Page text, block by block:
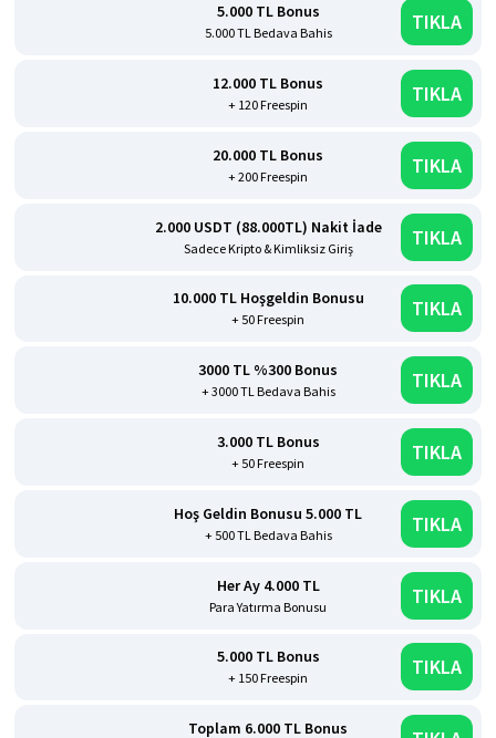
5.000 TL Bonus
5.000 TL Bedava Bahis TIKLA
12.000 TL Bonus
+ 120 Freespin TIKLA
20.000 TL Bonus
+ 200 Freespin TIKLA
2.000 USDT (88.000TL) Nakit İade
Sadece Kripto & Kimliksiz Giriş TIKLA
10.000 TL Hoşgeldin Bonusu
+ 50 Freespin TIKLA
3000 TL %300 Bonus
+ 3000 TL Bedava Bahis TIKLA
3.000 TL Bonus
+ 50 Freespin TIKLA
Hoş Geldin Bonusu 5.000 TL
+ 500 TL Bedava Bahis TIKLA
Her Ay 4.000 TL
Para Yatırma Bonusu TIKLA
5.000 TL Bonus
+ 150 Freespin TIKLA
Toplam 6.000 TL Bonus